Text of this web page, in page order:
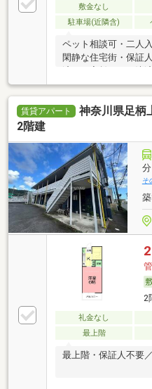
敷金なし
駐車場(近隣含)
ペット相談可・二人
閑静な住宅街・保証
済可・家賃カード決済
賃貸アパート
神奈川県足柄
2階建
分
そ
2
礼金なし
最上階
最上階・保証人不要